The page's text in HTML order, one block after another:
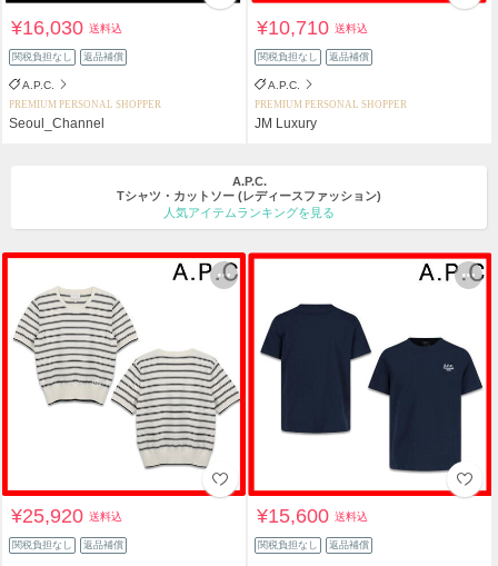
¥16,030送料込
関税負担なし 返品補償
A.P.C.
PREMIUM PERSONAL SHOPPER
Seoul_Channel
¥10,710送料込
関税負担なし 返品補償
A.P.C.
PREMIUM PERSONAL SHOPPER
JM Luxury
A.P.C.
Tシャツ・カットソー (レディースファッション)
人気アイテムランキングを見る
¥25,920送料込
関税負担なし 返品補償
¥15,600送料込
関税負担なし 返品補償